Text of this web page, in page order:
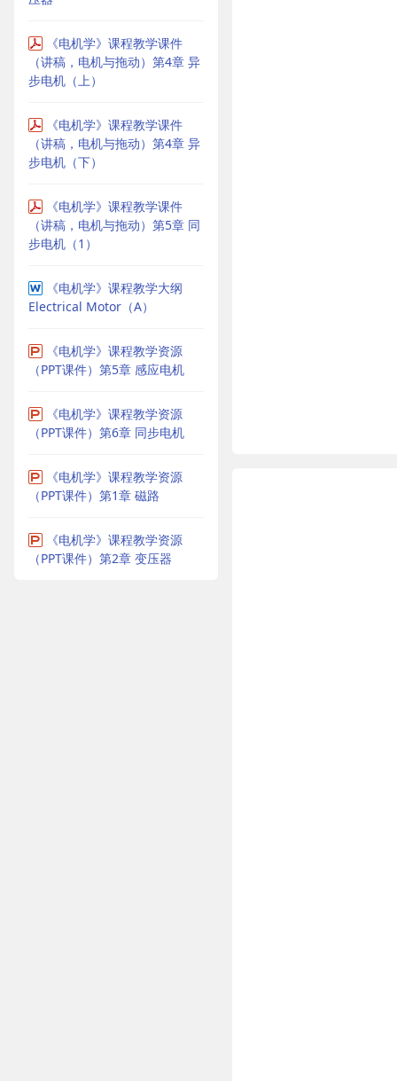
《电机学》课程教学课件
（讲稿，电机与拖动）第4章 异
步电机（上）
《电机学》课程教学课件
（讲稿，电机与拖动）第4章 异
步电机（下）
《电机学》课程教学课件
（讲稿，电机与拖动）第5章 同
步电机（1）
《电机学》课程教学大纲
Electrical Motor（A）
《电机学》课程教学资源
（PPT课件）第5章 感应电机
《电机学》课程教学资源
（PPT课件）第6章 同步电机
《电机学》课程教学资源
（PPT课件）第1章 磁路
《电机学》课程教学资源
（PPT课件）第2章 变压器